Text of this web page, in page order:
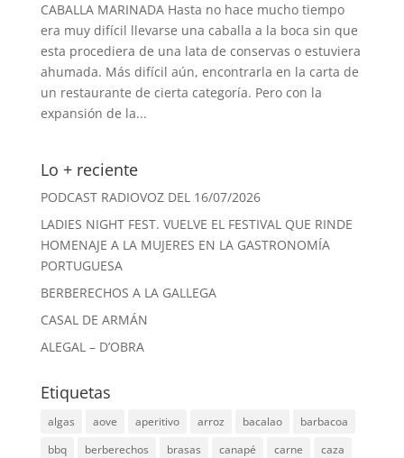
CABALLA MARINADA Hasta no hace mucho tiempo
era muy difícil llevarse una caballa a la boca sin que
esta procediera de una lata de conservas o estuviera
ahumada. Más difícil aún, encontrarla en la carta de
un restaurante de cierta categoría. Pero con la
expansión de la...
Lo + reciente
PODCAST RADIOVOZ DEL 16/07/2026
LADIES NIGHT FEST. VUELVE EL FESTIVAL QUE RINDE
HOMENAJE A LA MUJERES EN LA GASTRONOMÍA
PORTUGUESA
BERBERECHOS A LA GALLEGA
CASAL DE ARMÁN
ALEGAL – D’OBRA
Etiquetas
algas aove aperitivo arroz bacalao
barbacoa
bbq
berberechos brasas canapé carne
caza